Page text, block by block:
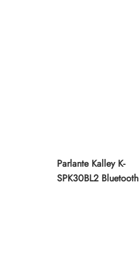
Parlante Kalley K-
SPK30BL2 Bluetooth